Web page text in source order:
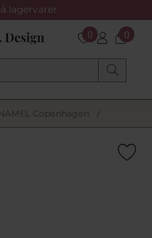
lagervarer
0 0
Copenhagen